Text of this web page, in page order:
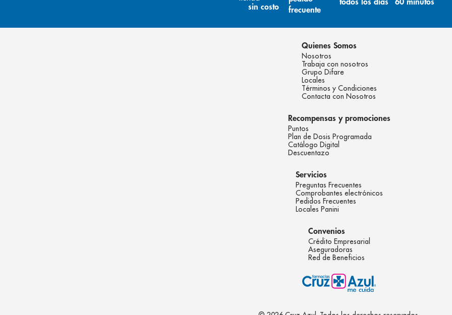
sin costo
frecuente
todos los días 60 minutos
Quienes Somos
Nosotros
Trabaja con nosotros
Grupo Difare
Locales
Términos y Condiciones
Contacta con Nosotros
Recompensas y promociones
Puntos
Plan de Dosis Programada
Catálogo Digital
Descuentazo
Servicios
Preguntas Frecuentes
Comprobantes electrónicos
Pedidos Frecuentes
Locales Panini
Convenios
Crédito Empresarial
Aseguradoras
Red de Beneficios